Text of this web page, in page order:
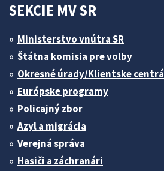
SEKCIE MV SR
Ministerstvo vnútra SR
Štátna komisia pre volby
Okresné úrady/Klientske centrá
Európske programy
Policajný zbor
Azyl a migrácia
Verejná správa
Hasiči a záchranári